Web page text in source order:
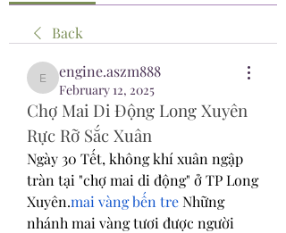
Back
engine.aszm888
engine.aszm888
February 12, 2025
Chợ Mai Di Động Long Xuyên
Rực Rỡ Sắc Xuân
Ngày 30 Tết, không khí xuân ngập
tràn tại "chợ mai di động" ở TP Long
Xuyên.mai vàng bến tre Những
nhánh mai vàng tươi được người